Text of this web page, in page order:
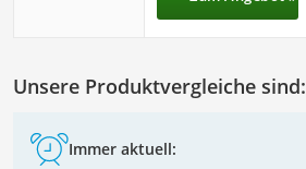
Unsere Produktvergleiche sind:
Immer aktuell: